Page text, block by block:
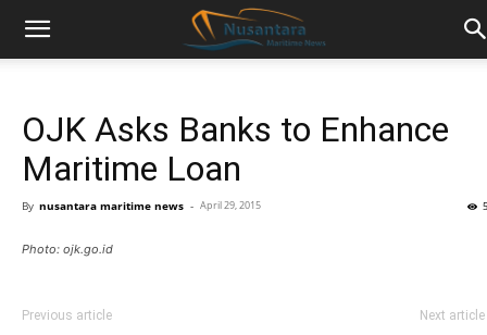
OJK Asks Banks to Enhance
Maritime Loan
By nusantara maritime news - April 29, 2015
Photo: ojk.go.id
Previous article Next article